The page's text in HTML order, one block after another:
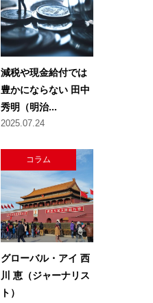
減税や現金給付では
豊かにならない 田中
秀明（明治...
2025.07.24
コラム
グローバル・アイ 西
川 恵（ジャーナリス
ト）